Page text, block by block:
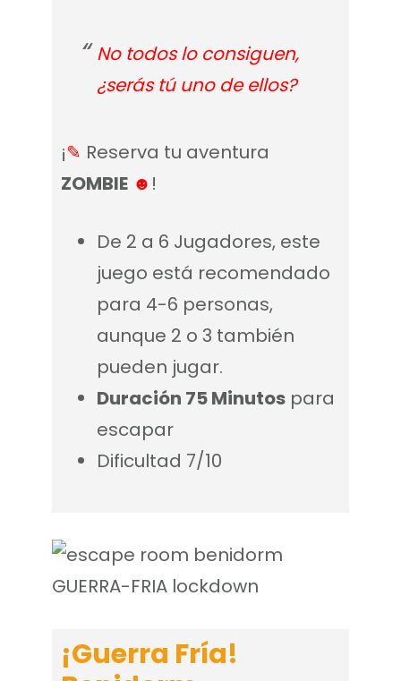
No todos lo consiguen,
¿serás tú uno de ellos?
¡✎ Reserva tu aventura
ZOMBIE ☻ !
De 2 a 6 Jugadores, este
juego está recomendado
para 4-6 personas,
aunque 2 o 3 también
pueden jugar.
Duración 75 Minutos para
escapar
Dificultad 7/10
¡Guerra Fría!